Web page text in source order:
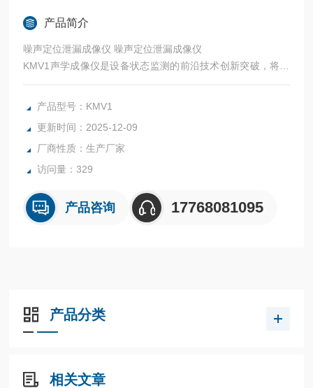
产品简介
噪声定位泄漏成像仪 噪声定位泄漏成像仪
KMV1声学成像仪是设备状态监测的前沿技术创新突破，将多
频声波传感器与数字成像相结合，为可靠性从业者提供声学图
像，声学图像精确地呈现声源的位置，
现的无数常见故障。这些故障包括工厂压缩空气或真空系统的
泄漏，蒸汽系统中发现的无形蒸汽泄漏，电气局部放电、电弧
和电晕等电气故障，
产品型号：KMV1
更新时间：2025-12-09
厂商性质：生产厂家
访问量：329
产品咨询 17768081095
产品分类
相关文章